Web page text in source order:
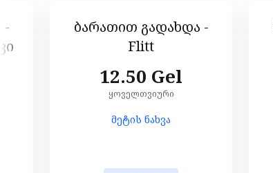
-
ბარათით გადახდა -
Flitt
12.50 Gel
ყოველთვიური
მეტის ნახვა